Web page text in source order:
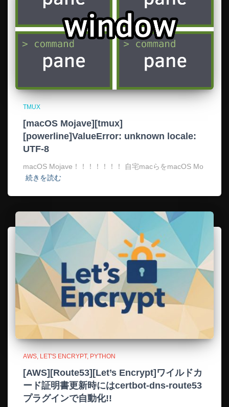
TMUX
[macOS Mojave][tmux]
[powerline]ValueError: unknown locale:
UTF-8
macOS Mojave！！！！！！！ 自宅macらをmacOS Mo
続きを読む
AWS LET'S ENCRYPT PYTHON
[AWS][Route53][Let’s Encrypt]ワイルドカ
ード証明書更新時にはcertbot-dns-route53
プラグインで自動化!!